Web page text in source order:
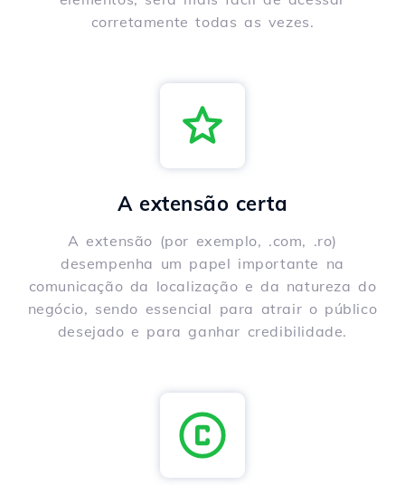
corretamente todas as vezes.
A extensão certa
A extensão (por exemplo, .com, .ro)
desempenha um papel importante na
comunicação da localização e da natureza do
negócio, sendo essencial para atrair o público
desejado e para ganhar credibilidade.